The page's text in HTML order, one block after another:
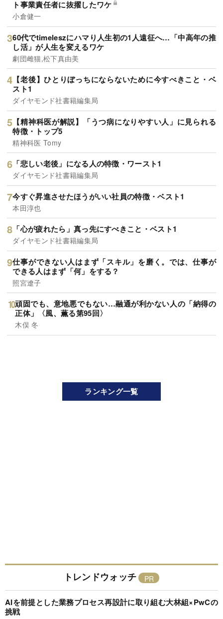
ト事業責任者に抜擢したワケ
小倉健一
60代でtimeleszにハマり人生初の1人遠征へ…「中高年の推
し活」が人生を変えるワケ
劇団雌猫,松下真由美
【老後】ひとりぼっちにならないために今すべきこと・ベ
スト1
ダイヤモンド社書籍編集局
【精神科医が解説】「うつ病になりやすい人」に見られる
特徴・トップ5
精神科医 Tomy
「悲しい老後」になる人の特徴・ワースト1
ダイヤモンド社書籍編集局
今すぐ昇進させたほうがいい社員の特徴・ベスト1
本田淳也
「心が疲れたら」真っ先にすべきこと・ベスト1
ダイヤモンド社書籍編集局
仕事ができない人はまず「スキル」を磨く。では、仕事が
できる人はまず「何」をする？
照宮遼子
頑固でも、意地悪でもない…融通が利かない人の「納得の
正体」〈風、薫る第95回〉
木俣 冬
ランキング一覧
トレンドウォッチ
AIを前提とした業務プロセス再設計に取り組む大林組×PwCの
挑戦